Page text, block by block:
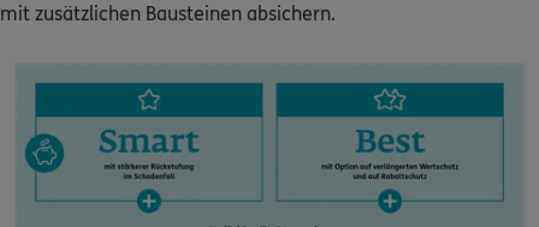
0800 / 3746 180
Mo–Sa 7–20 Uhr (gebührenfrei)
ERGO Berater finden
Kundenportal Log-in
mit zusätzlichen Bausteinen absichern.